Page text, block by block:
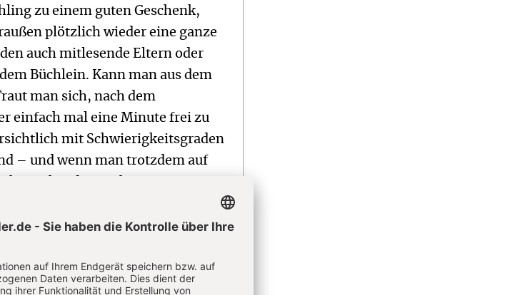
zu einem guten Geschenk,
plötzlich wieder eine ganze
auch mitlesende Eltern oder
Büchlein. Kann man aus dem
man sich, nach dem
einfach mal eine Minute frei zu
mit Schwierigkeitsgraden
– und wenn man trotzdem auf
hat das Buch ein
im Alltag Wunder wirken kann:
weiß ich nicht mehr weiter.
ist, ist mit Gott möglich.‘ Kannst